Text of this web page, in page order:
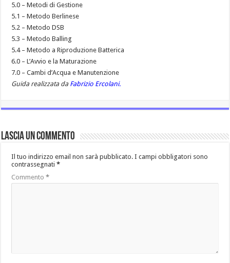
5.0 – Metodi di Gestione
5.1 – Metodo Berlinese
5.2 – Metodo DSB
5.3 – Metodo Balling
5.4 – Metodo a Riproduzione Batterica
6.0 – L’Avvio e la Maturazione
7.0 – Cambi d’Acqua e Manutenzione
Guida realizzata da Fabrizio Ercolani.
Lascia un commento
Il tuo indirizzo email non sarà pubblicato. I campi obbligatori sono
contrassegnati*
Commento*